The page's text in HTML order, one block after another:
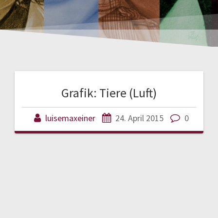
Grafik: Tiere (Luft)
luisemaxeiner 24. April 2015 0